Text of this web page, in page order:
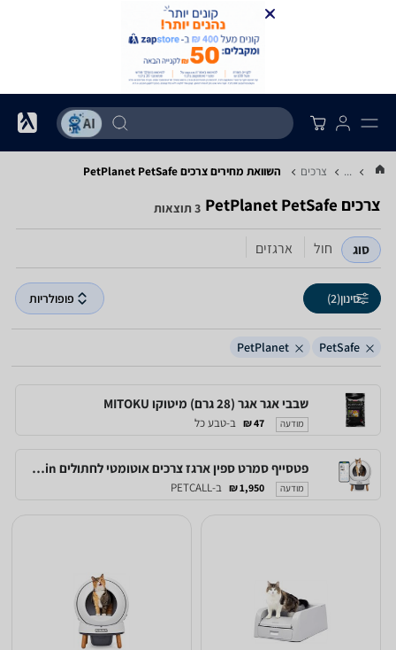
... צרכים השוואת מחירים צרכים ‏PetSafe ‏PetPlanet
צרכים ‏PetSafe ‏PetPlanet 3 תוצאות
סוג חול ארגזים
סינון(2) פופולריות
PetSafe
PetPlanet
שבבי אגר אגר (28 גרם) מיטוקו MITOKU
מודעה 47 ₪ ב-טבע כל
פטסייף סמרט ספין ארגז צרכים אוטומטי לחתולים Petsafe Scoopfree Smartspin
מודעה 1,950 ₪ ב-PETCALL